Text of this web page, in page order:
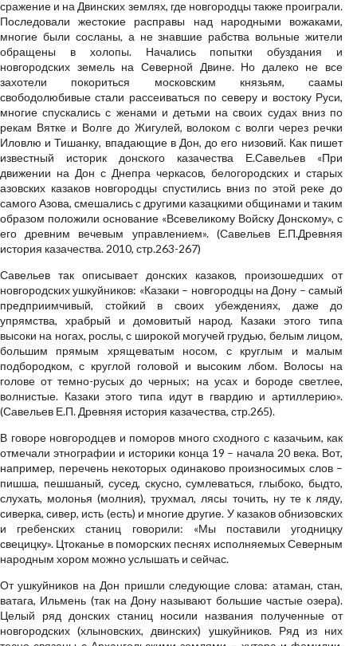
сражение и на Двинских землях, где новгородцы также проиграли.
Последовали жестокие расправы над народными вожаками,
многие были сосланы, а не знавшие рабства вольные жители
обращены в холопы. Начались попытки обуздания и
новгородских земель на Северной Двине. Но далеко не все
захотели покориться московским князьям, саамы
свободолюбивые стали рассеиваться по северу и востоку Руси,
многие спускались с женами и детьми на своих судах вниз по
рекам Вятке и Волге до Жигулей, волоком с волги через речки
Иловлю и Тишанку, впадающие в Дон, до его низовий. Как пишет
известный историк донского казачества Е.Савельев «При
движении на Дон с Днепра черкасов, белогородских и старых
азовских казаков новгородцы спустились вниз по этой реке до
самого Азова, смешались с другими казацкими общинами и таким
образом положили основание «Всевеликому Войску Донскому», с
его древним вечевым управлением». (Савельев Е.П.Древняя
история казачества. 2010, стр.263-267)
Савельев так описывает донских казаков, произошедших от
новгородских ушкуйников: «Казаки – новгородцы на Дону – самый
предприимчивый, стойкий в своих убеждениях, даже до
упрямства, храбрый и домовитый народ. Казаки этого типа
высоки на ногах, рослы, с широкой могучей грудью, белым лицом,
большим прямым хрящеватым носом, с круглым и малым
подбородком, с круглой головой и высоким лбом. Волосы на
голове от темно-русых до черных; на усах и бороде светлее,
волнистые. Казаки этого типа идут в гвардию и артиллерию».
(Савельев Е.П. Древняя история казачества, стр.265).
В говоре новгородцев и поморов много сходного с казачьим, как
отмечали этнографии и историки конца 19 – начала 20 века. Вот,
например, перечень некоторых одинаково произносимых слов –
пишша, пешшаный, сусед, скусно, сумлеваться, глыбоко, быдто,
слухать, молонья (молния), трухмал, лясы точить, ну те к ляду,
сиверка, сивер, исть (есть) и многие другие. У казаков обнизовских
и гребенских станиц говорили: «Мы поставили угодницку
свецицку». Цтоканье в поморских песнях исполняемых Северным
народным хором можно услышать и сейчас.
От ушкуйников на Дон пришли следующие слова: атаман, стан,
ватага, Ильмень (так на Дону называют большие частые озера).
Целый ряд донских станиц носили названия полученные от
новгородских (хлыновских, двинских) ушкуйников. Ряд из них